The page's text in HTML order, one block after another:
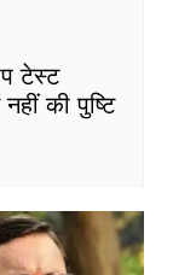
टेस्ट
की पुष्टि